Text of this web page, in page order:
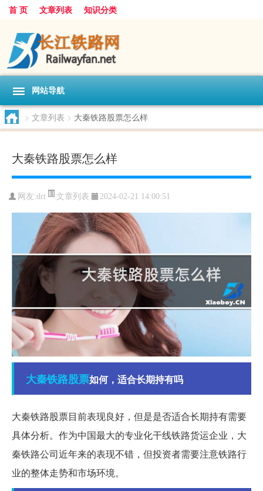
首 页 文章列表 知识分类
网站导航
> 文章列表 > 大秦铁路股票怎么样
大秦铁路股票怎么样
网友:drt 文章列表 2024-02-21 14:00:51
大秦铁路股票如何，适合长期持有吗
大秦铁路股票目前表现良好，但是是否适合长期持有需要
具体分析。作为中国最大的专业化干线铁路货运企业，大
秦铁路公司近年来的表现不错，但投资者需要注意铁路行
业的整体走势和市场环境。